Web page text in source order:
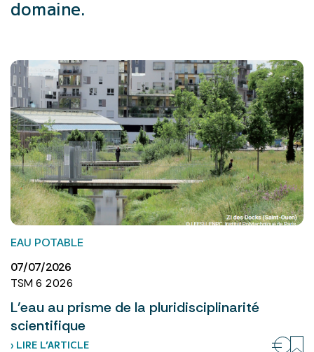
domaine.
EAU POTABLE
07/07/2026
TSM 6 2026
L’eau au prisme de la pluridisciplinarité
scientifique
› LIRE L’ARTICLE